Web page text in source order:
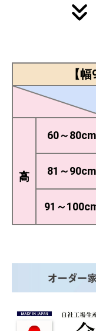
【
高さ
60～80cm
81～90cm
91～